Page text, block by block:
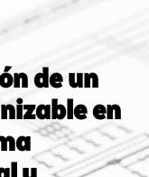
de un
en